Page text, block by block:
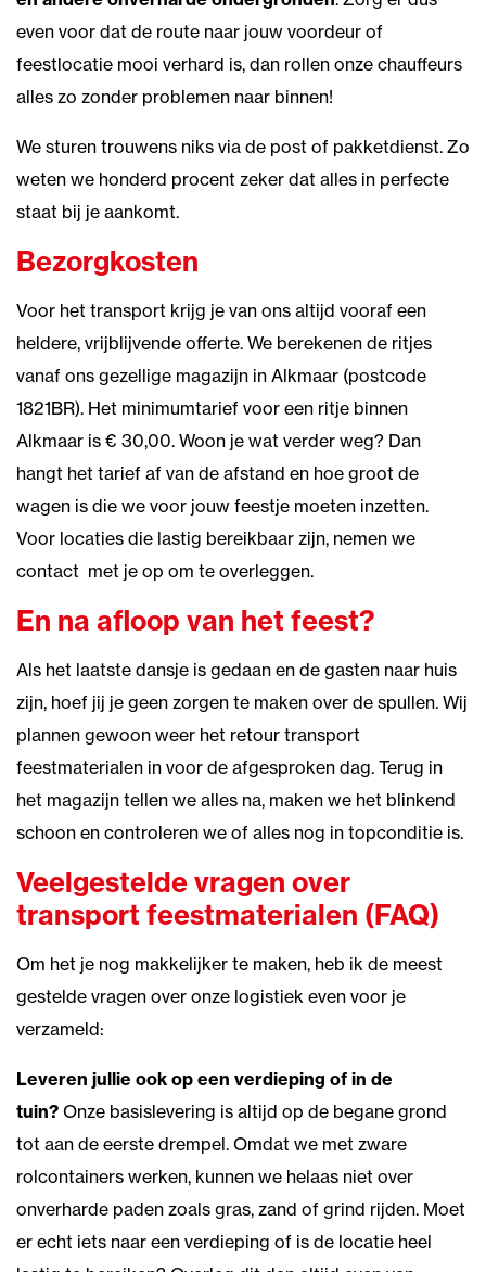
even voor dat de route naar jouw voordeur of
feestlocatie mooi verhard is, dan rollen onze chauffeurs
alles zo zonder problemen naar binnen!
We sturen trouwens niks via de post of pakketdienst. Zo
weten we honderd procent zeker dat alles in perfecte
staat bij je aankomt.
Bezorgkosten
Voor het transport krijg je van ons altijd vooraf een
heldere, vrijblijvende offerte. We berekenen de ritjes
vanaf ons gezellige magazijn in Alkmaar (postcode
1821BR). Het minimumtarief voor een ritje binnen
Alkmaar is € 30,00. Woon je wat verder weg? Dan
hangt het tarief af van de afstand en hoe groot de
wagen is die we voor jouw feestje moeten inzetten.
Voor locaties die lastig bereikbaar zijn, nemen we
contact met je op om te overleggen.
En na afloop van het feest?
Als het laatste dansje is gedaan en de gasten naar huis
zijn, hoef jij je geen zorgen te maken over de spullen. Wij
plannen gewoon weer het retour transport
feestmaterialen in voor de afgesproken dag. Terug in
het magazijn tellen we alles na, maken we het blinkend
schoon en controleren we of alles nog in topconditie is.
Veelgestelde vragen over
transport feestmaterialen (FAQ)
Om het je nog makkelijker te maken, heb ik de meest
gestelde vragen over onze logistiek even voor je
verzameld:
Leveren jullie ook op een verdieping of in de
tuin? Onze basislevering is altijd op de begane grond
tot aan de eerste drempel. Omdat we met zware
rolcontainers werken, kunnen we helaas niet over
onverharde paden zoals gras, zand of grind rijden. Moet
er echt iets naar een verdieping of is de locatie heel